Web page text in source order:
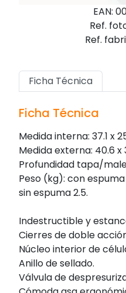
EAN:
Ref.
Ref.
Ficha Técnica
Ficha Técnica
Medida interna: 37.1 x
Medida externa: 40.6 x
Profundidad tapa/
Peso (kg): con espuma
sin espuma 2.5.
Indestructible y
Cierres de doble
Núcleo interior de
Anillo de sellado.
Válvula de